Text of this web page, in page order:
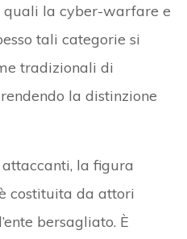
quali la cyber-warfare e
tali categorie si
tradizionali di
la distinzione
la figura
costituita da attori
bersagliato. È